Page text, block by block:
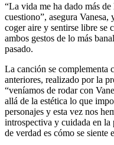
“La vida me ha dado más
cuestiono”, asegura Vanesa,
coger aire y sentirse libre se
ambos gestos de lo más
pasado.
La canción se complementa
anteriores, realizado por la
“veníamos de rodar con
allá de la estética lo que
personajes y esta vez nos
introspectiva y cuidada en la
de verdad es cómo se siente